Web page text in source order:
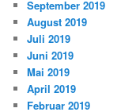
September 2019
August 2019
Juli 2019
Juni 2019
Mai 2019
April 2019
Februar 2019